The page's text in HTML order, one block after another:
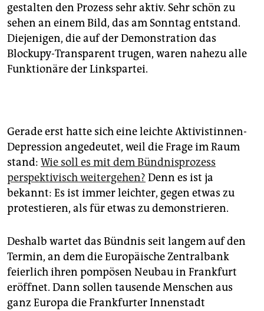
gestalten den Prozess sehr aktiv. Sehr schön zu
sehen an einem Bild, das am Sonntag entstand.
Diejenigen, die auf der Demonstration das
Blockupy-Transparent trugen, waren nahezu alle
Funktionäre der Linkspartei.
Gerade erst hatte sich eine leichte Aktivistinnen-
Depression angedeutet, weil die Frage im Raum
stand: Wie soll es mit dem Bündnisprozess
perspektivisch weitergehen? Denn es ist ja
bekannt: Es ist immer leichter, gegen etwas zu
protestieren, als für etwas zu demonstrieren.
Deshalb wartet das Bündnis seit langem auf den
Termin, an dem die Europäische Zentralbank
feierlich ihren pompösen Neubau in Frankfurt
eröffnet. Dann sollen tausende Menschen aus
ganz Europa die Frankfurter Innenstadt